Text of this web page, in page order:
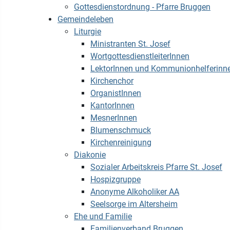
Gottesdienstordnung - Pfarre Bruggen
Gemeindeleben
Liturgie
Ministranten St. Josef
WortgottesdienstleiterInnen
LektorInnen und
Kirchenchor
OrganistInnen
KantorInnen
MesnerInnen
Blumenschmuck
Kirchenreinigung
Diakonie
Sozialer Arbeitskreis Pfarre St. Josef
Hospizgruppe
Anonyme Alkoholiker AA
Seelsorge im Altersheim
Ehe und Familie